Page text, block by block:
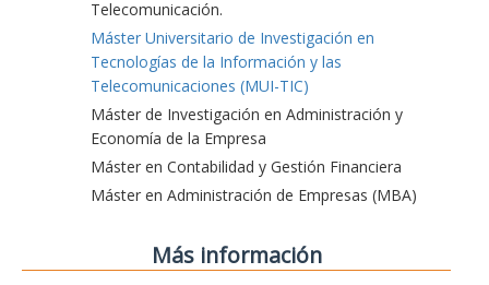
Telecomunicación.
Máster Universitario de Investigación en
Tecnologías de la Información y las
Telecomunicaciones (MUI-TIC)
Máster de Investigación en Administración y
Economía de la Empresa
Máster en Contabilidad y Gestión Financiera
Máster en Administración de Empresas (MBA)
Más información